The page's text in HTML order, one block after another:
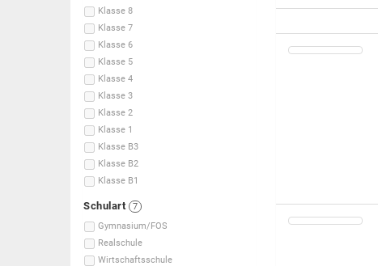
Klasse 8
Klasse 7
Klasse 6
Klasse 5
Klasse 4
Klasse 3
Klasse 2
Klasse 1
Klasse B3
Klasse B2
Klasse B1
Schulart
7
Gymnasium/FOS
Realschule
Wirtschaftsschule